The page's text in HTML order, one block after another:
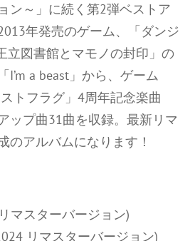
ン～」に続く第2弾ベストア
年発売のゲーム、「ダンジ
立図書館とマモノの封印」の
I’m a beast」から、ゲーム
トフラグ」4周年記念楽曲
ップ曲31曲を収録。最新リマ
のアルバムになります！
マスターバージョン)
リマスターバージョン)